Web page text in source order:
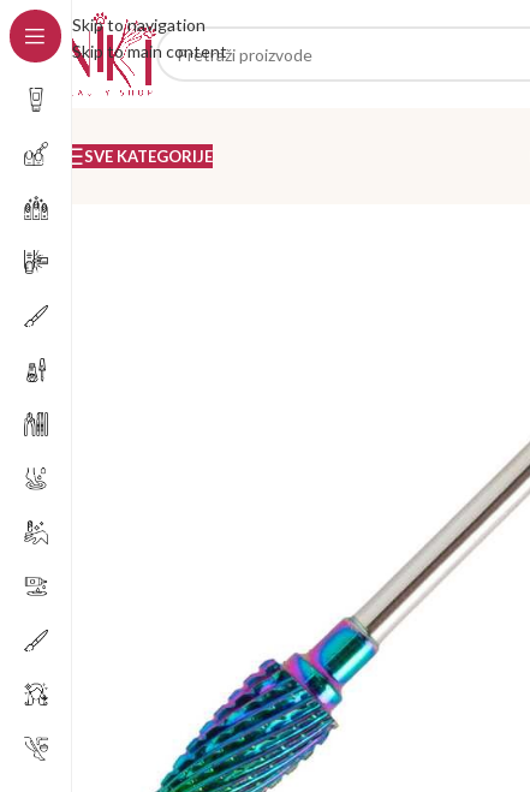
Skip to navigation
Skip to main content
SVE KATEGORIJE